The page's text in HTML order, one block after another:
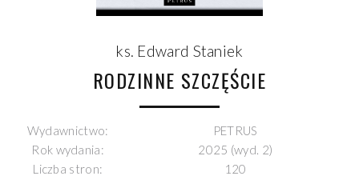
ks. Edward Staniek
RODZINNE SZCZĘŚCIE
Wydawnictwo:
PETRUS
Rok wydania:
2025 (wyd. 2)
Liczba stron:
120